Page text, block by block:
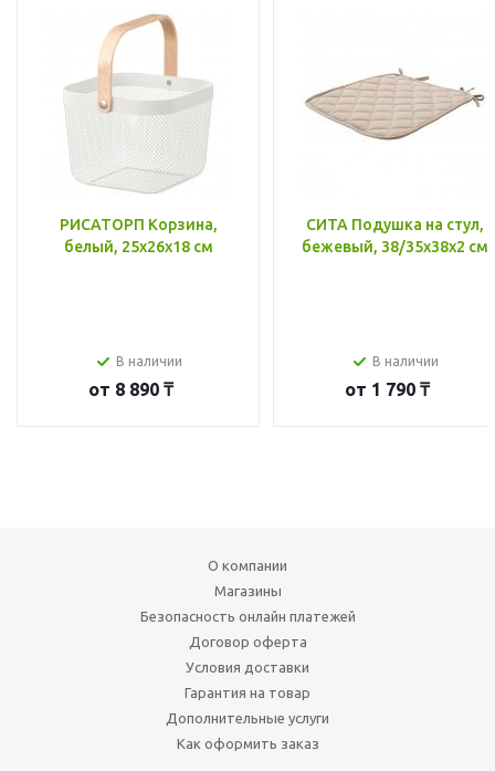
РИСАТОРП Корзина,
белый, 25x26x18 см
В наличии
от 8 890 ₸
СИТА Подушка на стул,
бежевый, 38/35x38x2 см
В наличии
от 1 790 ₸
О компании
Магазины
Безопасность онлайн платежей
Договор оферта
Условия доставки
Гарантия на товар
Дополнительные услуги
Как оформить заказ